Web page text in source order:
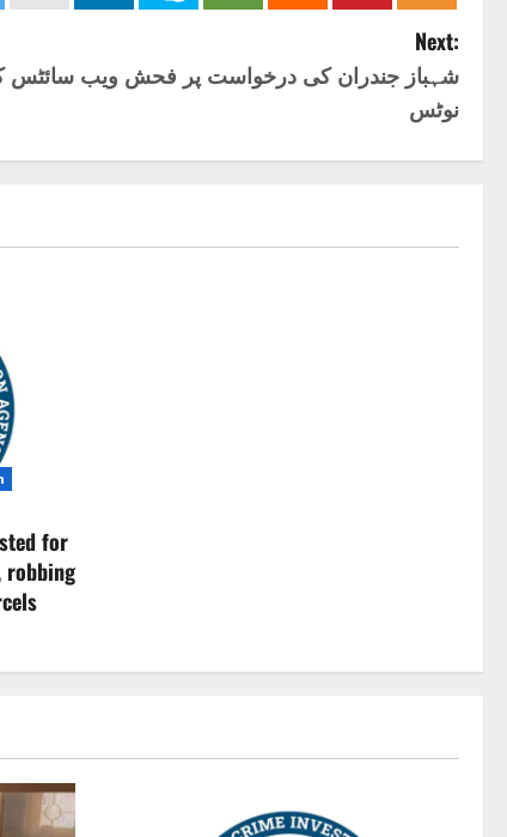
Next:
شہباز جندران کی درخواست پر فحش ویب سائٹس
نوٹس
for
robbing